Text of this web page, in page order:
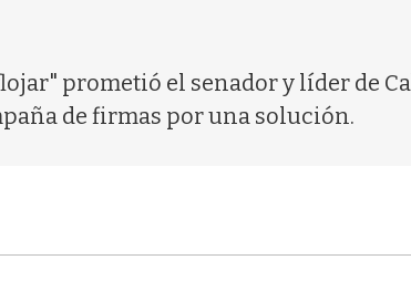
prometió el senador y líder de
de firmas por una solución.